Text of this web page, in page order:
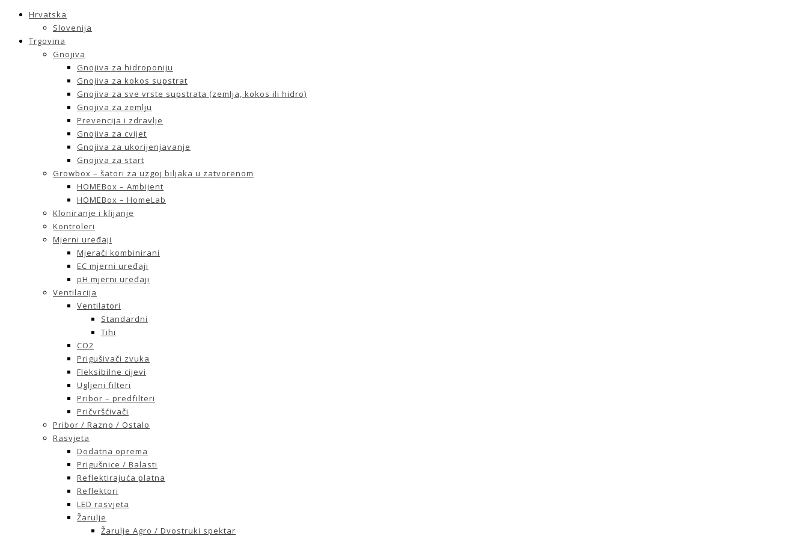
Hrvatska
Slovenija
Trgovina
Gnojiva
Gnojiva za hidroponiju
Gnojiva za kokos supstrat
Gnojiva za sve vrste supstrata (zemlja, kokos ili hidro)
Gnojiva za zemlju
Prevencija i zdravlje
Gnojiva za cvijet
Gnojiva za ukorijenjavanje
Gnojiva za start
Growbox – šatori za uzgoj biljaka u zatvorenom
HOMEBox – Ambijent
HOMEBox – HomeLab
Kloniranje i klijanje
Kontroleri
Mjerni uređaji
Mjerači kombinirani
EC mjerni uređaji
pH mjerni uređaji
Ventilacija
Ventilatori
Standardni
Tihi
CO2
Prigušivači zvuka
Fleksibilne cijevi
Ugljeni filteri
Pribor – predfilteri
Pričvršćivači
Pribor / Razno / Ostalo
Rasvjeta
Dodatna oprema
Prigušnice / Balasti
Reflektirajuća platna
Reflektori
LED rasvjeta
Žarulje
Žarulje Agro / Dvostruki spektar